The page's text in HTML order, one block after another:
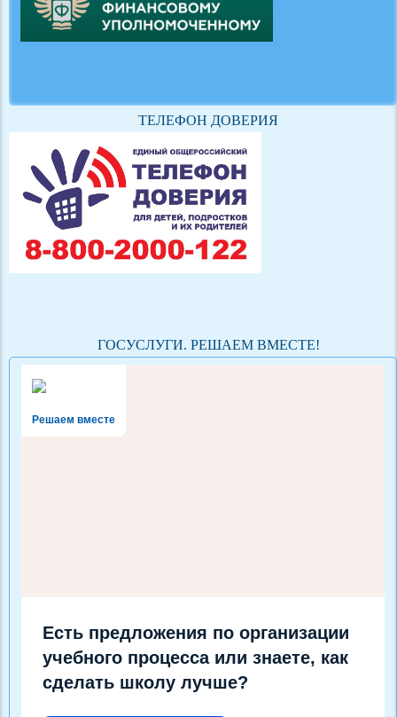
ТЕЛЕФОН ДОВЕРИЯ
ГОСУСЛУГИ. РЕШАЕМ ВМЕСТЕ!
Решаем вместе
Есть предложения по организации
учебного процесса или знаете, как
сделать школу лучше?